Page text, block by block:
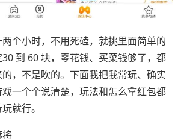
个小时，不用死磕，就挑里面简单的
到 60 块，零花钱、买菜钱够了，都
，不是吹的。下面我把我常玩、确实
一个个说清楚，玩法和怎么拿红包都
就行。
将